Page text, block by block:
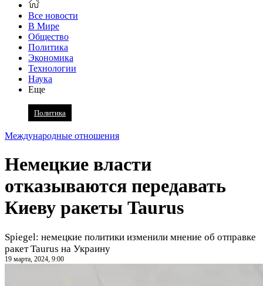
Все новости
В Мире
Общество
Политика
Экономика
Технологии
Наука
Еще
Политика
Международные отношения
Немецкие власти
отказываются передавать
Киеву ракеты Taurus
Spiegel: немецкие политики изменили мнение об отправке
ракет Taurus на Украину
19 марта, 2024, 9:00